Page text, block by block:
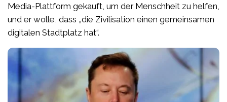
Media-Plattform gekauft, um der Menschheit zu helfen,
und er wolle, dass „die Zivilisation einen gemeinsamen
digitalen Stadtplatz hat“.